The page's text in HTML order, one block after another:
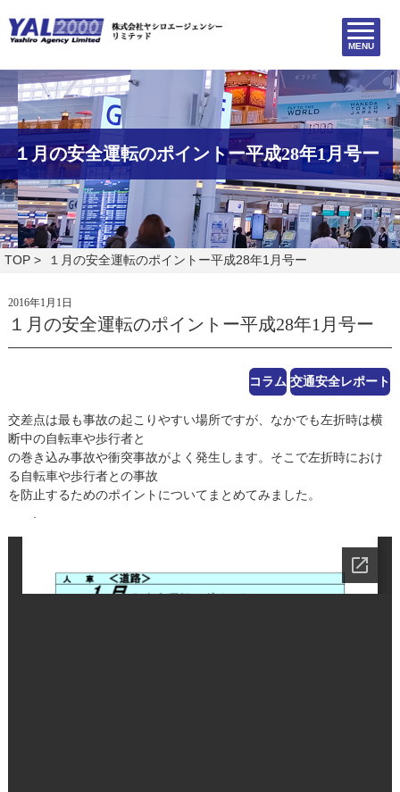
MENU
１月の安全運転のポイントー平成28年1月号ー
TOP > １月の安全運転のポイントー平成28年1月号ー
2016年1月1日
１月の安全運転のポイントー平成28年1月号ー
コラム 交通安全レポート
交差点は最も事故の起こりやすい場所ですが、なかでも左折時は横
断中の自転車や歩行者と
の巻き込み事故や衝突事故がよく発生します。そこで左折時におけ
る自転車や歩行者との事故
を防止するためのポイントについてまとめてみました。
.